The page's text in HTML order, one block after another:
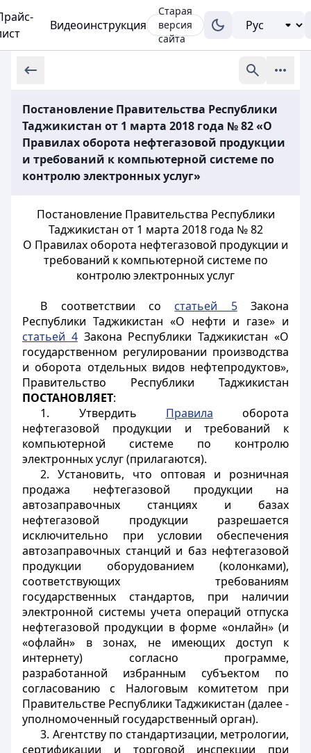
Видеоинструкция
Старая
версия
сайта
Постановление Правительства Республики
Таджикистан от 1 марта 2018 года № 82 «О
Правилах оборота нефтегазовой продукции
и требований к компьютерной системе по
контролю электронных услуг»
Постановление Правительства Республики
Таджикистан от 1 марта 2018 года № 82
О Правилах оборота нефтегазовой продукции и
требований к компьютерной системе по
контролю электронных услуг
В соответствии со статьей 5Закона
Республики Таджикистан «О нефти и газе» и
статьей 4Закона Республики Таджикистан «О
государственном регулировании производства
и оборота отдельных видов нефтепродуктов»,
Правительство Республики Таджикистан
ПОСТАНОВЛЯЕТ:
1. Утвердить Правила оборота
нефтегазовой продукции и требований к
компьютерной системе по контролю
электронных услуг (прилагаются).
2. Установить, что оптовая и розничная
продажа нефтегазовой продукции на
автозаправочных станциях и базах
нефтегазовой продукции разрешается
исключительно при условии обеспечения
автозаправочных станций и баз нефтегазовой
продукции оборудованием (колонками),
соответствующих требованиям
государственных стандартов, при наличии
электронной системы учета операций отпуска
нефтегазовой продукции в форме «онлайн» (и
«офлайн» в зонах, не имеющих доступ к
интернету) согласно программе,
разработанной избранным субъектом по
согласованию с Налоговым комитетом при
Правительстве Республики Таджикистан (далее -
уполномоченный государственный орган).
3. Агентству по стандартизации, метрологии,
сертификации и торговой инспекции при